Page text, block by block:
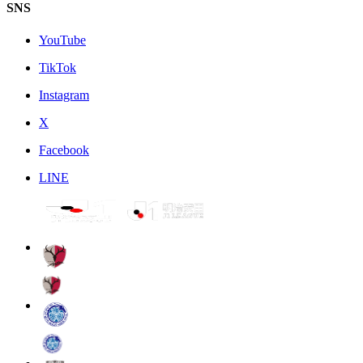
SNS
YouTube
TikTok
Instagram
X
Facebook
LINE